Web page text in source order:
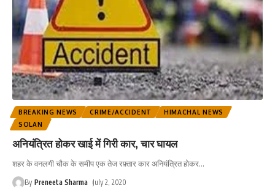
BREAKING NEWS CRIME/ACCIDENT
HIMACHAL NEWS
SOLAN
अनियंत्रित होकर खाई में गिरी कार, चार घायल
शहर के वनलगी चौक के समीप एक तेज रफ़्तार कार अनियंत्रित होकर…
By Preneeta Sharma July 2, 2020